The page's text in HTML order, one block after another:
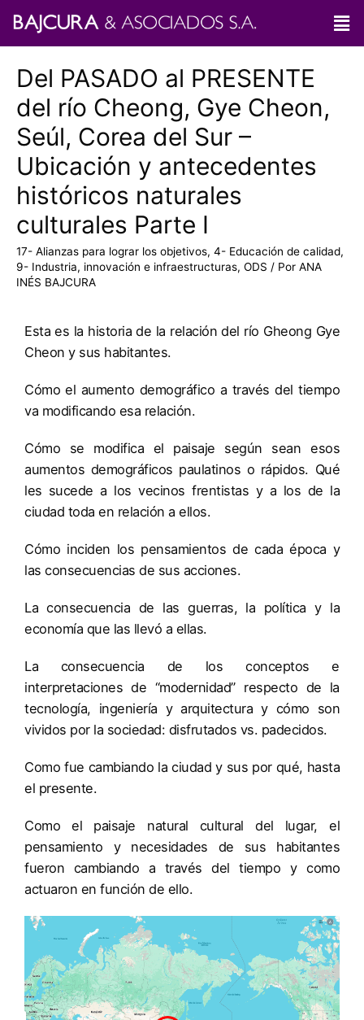
Del PASADO al PRESENTE
del río Cheong, Gye Cheon,
Seúl, Corea del Sur –
Ubicación y antecedentes
históricos naturales
culturales Parte I
17- Alianzas para lograr los objetivos, 4- Educación de calidad,
9- Industria, innovación e infraestructuras, ODS / Por ANA
INÉS BAJCURA
Esta es la historia de la relación del río Gheong Gye
Cheon y sus habitantes.
Cómo el aumento demográfico a través del tiempo
va modificando esa relación.
Cómo se modifica el paisaje según sean esos
aumentos demográficos paulatinos o rápidos. Qué
les sucede a los vecinos frentistas y a los de la
ciudad toda en relación a ellos.
Cómo inciden los pensamientos de cada época y
las consecuencias de sus acciones.
La consecuencia de las guerras, la política y la
economía que las llevó a ellas.
La consecuencia de los conceptos e
interpretaciones de “modernidad” respecto de la
tecnología, ingeniería y arquitectura y cómo son
vividos por la sociedad: disfrutados vs. padecidos.
Como fue cambiando la ciudad y sus por qué, hasta
el presente.
Como el paisaje natural cultural del lugar, el
pensamiento y necesidades de sus habitantes
fueron cambiando a través del tiempo y como
actuaron en función de ello.